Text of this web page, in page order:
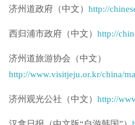
济州道政府（中文） http://
西归浦市政府（中文） http://
济州道旅游协会（中文）
http://www.visitjeju.or.kr/china/
济州观光公社（中文） http://